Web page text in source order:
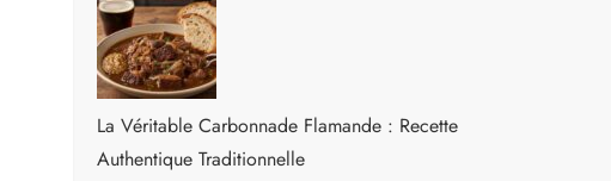
La Véritable Carbonnade Flamande : Recette
Authentique Traditionnelle